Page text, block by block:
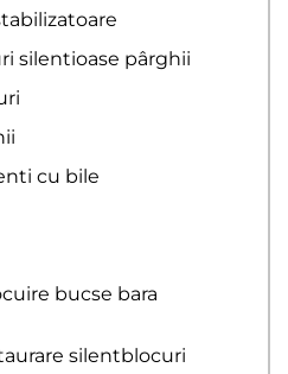
silentioase pârghii
cu bile
bucse bara
silentblocuri